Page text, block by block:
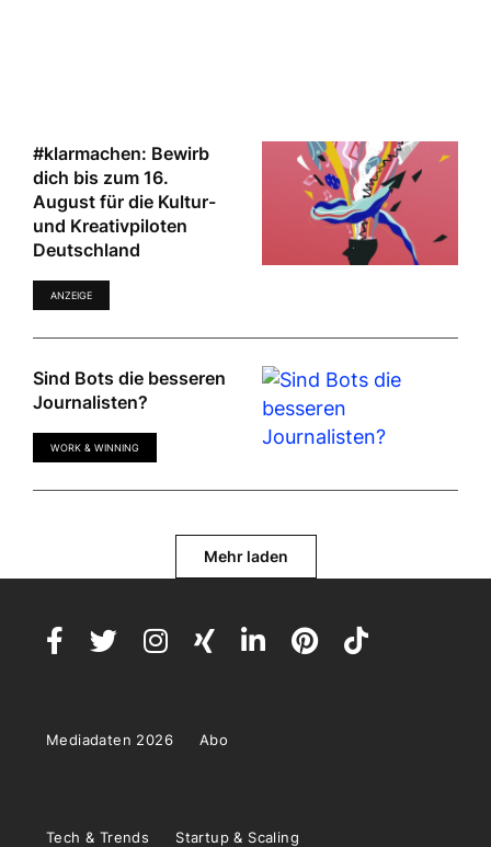
#klarmachen: Bewirb
dich bis zum 16.
August für die Kultur-
und Kreativpiloten
Deutschland
ANZEIGE
Sind Bots die besseren
Journalisten?
WORK & WINNING
Mehr laden
Mediadaten 2026 Abo
Tech & Trends Startup & Scaling